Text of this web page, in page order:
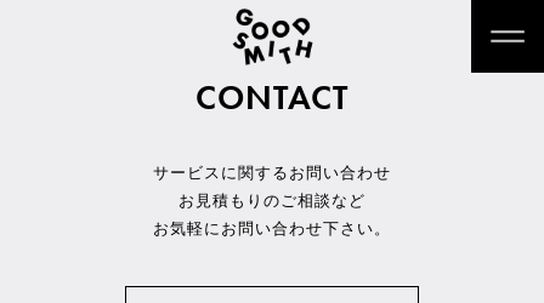
CONTACT
サービスに関するお問い合わせ
お見積もりのご相談など
お気軽にお問い合わせ下さい。